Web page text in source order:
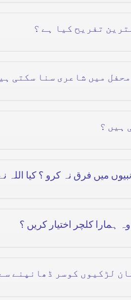
تفریح کیا ہے ؟
میں شاعری سنا سکتی
ہیں ؟
میں فرق نہ کرو ؟ کیا اللہ
کلچر اختیار کریں ؟
لڑکیوں کوسر ڈھانپنے